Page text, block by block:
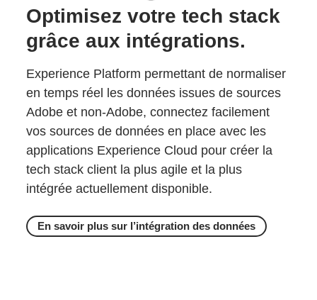
Optimisez votre tech stack
grâce aux intégrations.
Experience Platform permettant de normaliser
en temps réel les données issues de sources
Adobe et non-Adobe, connectez facilement
vos sources de données en place avec les
applications Experience Cloud pour créer la
tech stack client la plus agile et la plus
intégrée actuellement disponible.
En savoir plus sur l’intégration des données